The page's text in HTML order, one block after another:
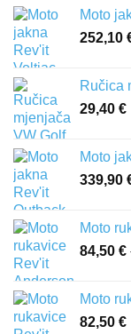
Moto
252,10
Ručica
29,40 €
Moto
339,90
Moto
84,50 €
Moto
82,50 €